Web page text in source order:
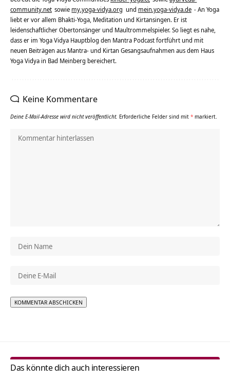
community.net sowie my.yoga-vidya.org und mein.yoga-vidya.de - An Yoga
liebt er vor allem Bhakti-Yoga, Meditation und Kirtansingen. Er ist
leidenschaftlicher Obertonsänger und Maultrommelspieler. So liegt es nahe,
dass er im Yoga Vidya Hauptblog den Mantra Podcast fortführt und mit
neuen Beiträgen aus Mantra- und Kirtan Gesangsaufnahmen aus dem Haus
Yoga Vidya in Bad Meinberg bereichert.
Keine Kommentare
Deine E-Mail-Adresse wird nicht veröffentlicht. Erforderliche Felder sind mit * markiert.
Das könnte dich auch interessieren